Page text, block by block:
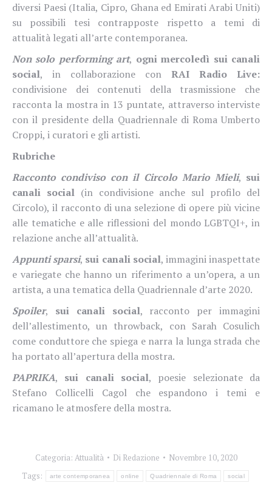
diversi Paesi (Italia, Cipro, Ghana ed Emirati Arabi Uniti)
su possibili tesi contrapposte rispetto a temi di
attualità legati all’arte contemporanea.
Non solo performing art, ogni mercoledì sui canali
social, in collaborazione con RAI Radio Live:
condivisione dei contenuti della trasmissione che
racconta la mostra in 13 puntate, attraverso interviste
con il presidente della Quadriennale di Roma Umberto
Croppi, i curatori e gli artisti.
Rubriche
Racconto condiviso con il Circolo Mario Mieli, sui
canali social (in condivisione anche sul profilo del
Circolo), il racconto di una selezione di opere più vicine
alle tematiche e alle riflessioni del mondo LGBTQI+, in
relazione anche all’attualità.
Appunti sparsi, sui canali social, immagini inaspettate
e variegate che hanno un riferimento a un’opera, a un
artista, a una tematica della Quadriennale d’arte 2020.
Spoiler, sui canali social, racconto per immagini
dell’allestimento, un throwback, con Sarah Cosulich
come conduttore che spiega e narra la lunga strada che
ha portato all’apertura della mostra.
PAPRIKA, sui canali social, poesie selezionate da
Stefano Collicelli Cagol che espandono i temi e
ricamano le atmosfere della mostra.
Categoria: Attualità Di Redazione
Novembre 10, 2020
Tags:
arte contemporanea online Quadriennale di Roma social